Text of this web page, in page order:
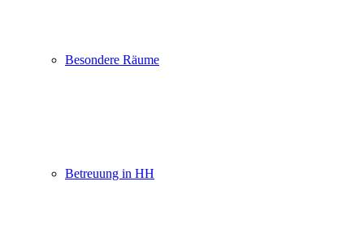
Besondere Räume
Betreuung in HH